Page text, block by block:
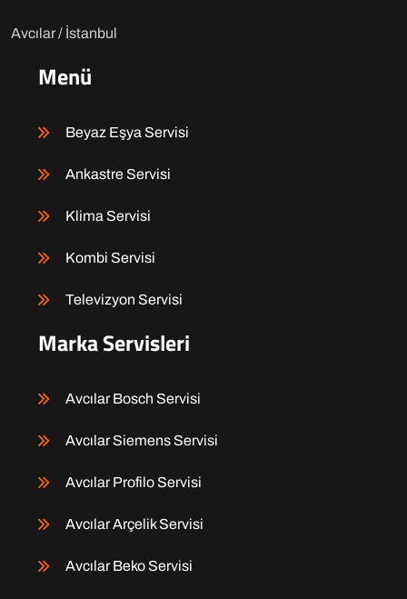
Avcılar / İstanbul
Menü
Beyaz Eşya Servisi
Ankastre Servisi
Klima Servisi
Kombi Servisi
Televizyon Servisi
Marka Servisleri
Avcılar Bosch Servisi
Avcılar Siemens Servisi
Avcılar Profilo Servisi
Avcılar Arçelik Servisi
Avcılar Beko Servisi